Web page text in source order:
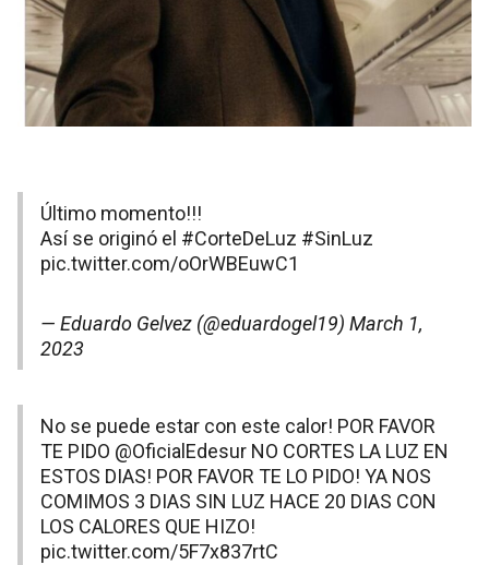
Último momento!!!
Así se originó el #CorteDeLuz #SinLuz
pic.twitter.com/oOrWBEuwC1
— Eduardo Gelvez (@eduardogel19) March 1,
2023
No se puede estar con este calor! POR FAVOR
TE PIDO @OficialEdesur NO CORTES LA LUZ EN
ESTOS DIAS! POR FAVOR TE LO PIDO! YA NOS
COMIMOS 3 DIAS SIN LUZ HACE 20 DIAS CON
LOS CALORES QUE HIZO!
pic.twitter.com/5F7x837rtC